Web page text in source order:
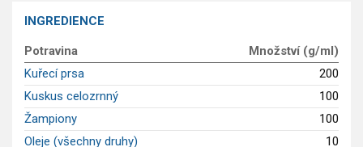
Omáčky
Saláty
Sladké pokrmy
Dezerty
Nápoje
Ostatní
INGREDIENCE
Potravina
Množství (g/ml)
Kuřecí prsa
200
Kuskus celozrnný
100
Žampiony
100
Oleje (všechny druhy)
10